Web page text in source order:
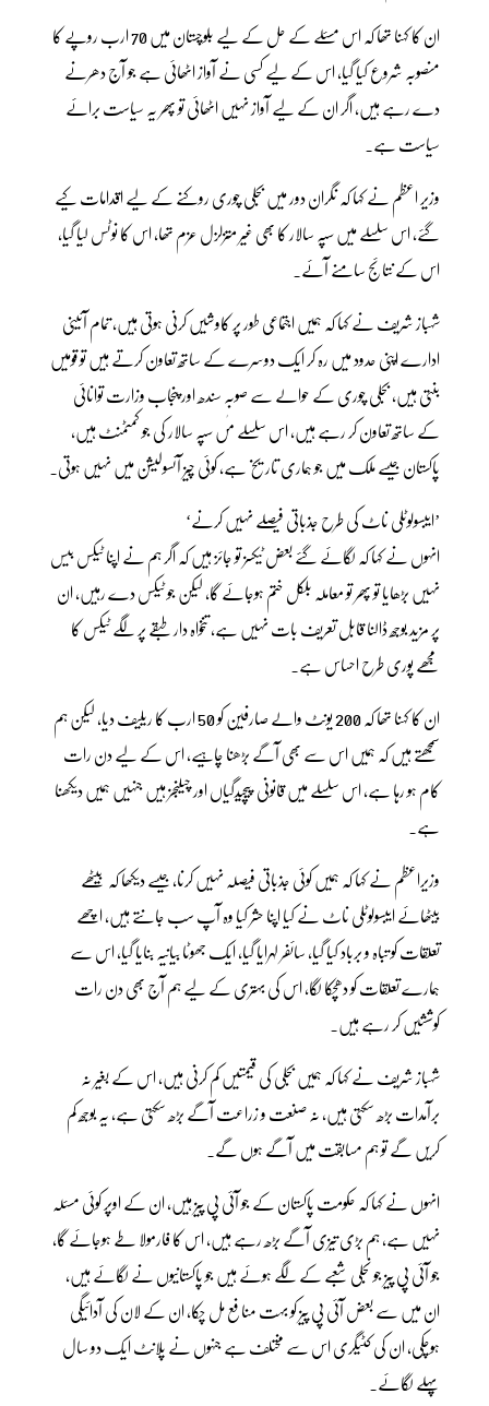
ان کا کہنا تھا کہ اس مسئلے کے حل کے لیے بلوچستان میں 70 ارب روپے کا
منصوبہ شروع کیا گیا، اس کے لیے کسی نے آواز اٹھائی ہے جو آج دھرنے
دے رہے ہیں، اگر ان کے لیے آواز نہیں اٹھائی تو پھر یہ سیاست برائے
سیاست ہے۔
وزیر اعظم نے کہا کہ نگران دور میں بجلی چوری روکنے کے لیے اقدامات کیے
گئے، اس سلسلے میں سپہ سالار کا بھی غیر متزلزل عزم تھا، اس کا نوٹس لیا گیا،
اس کے نتائج سامنے آئے۔
شہباز شریف نے کہا کہ ہمیں اجتماعی طور پر کاوشیں کرنی ہوتی ہیں، تمام آئینی
ادارے اپنی حدود میں رہ کر ایک دوسرے کے ساتھ تعاون کرتے ہیں تو قومیں
بنتی ہیں، بجلی چوری کے حوالے سے صوبہ سندھ اور پنجاب وزارت توانائی
کے ساتھ تعاون کر رہے ہیں، اس سلسلے مٰں سپہ سالار کی جو کمٹمنٹ ہیں،
پاکستان جیسے ملک میں جو ہماری تاریخ ہے، کوئی چیز آئسولیشن میں نہیں ہوتی۔
’ایبسولوٹلی ناٹ کی طرح جذباتی فیصلے نہیں کرنے‘
انہوں نے کہا کہ لگائے گئے بعض ٹیکسز تو جائز ہیں کہ اگر ہم نے اپنا ٹیکس بیس
نہیں بڑھایا تو پھر تو معاملہ بلکل ختم ہوجائے گا، لیکن جو ٹیکس دے رہیں، ان
پر مزید بوجھ ڈالنا قابل تعریف بات نہیں ہے، تنخواہ دار طبقے پر لگے ٹیکس کا
مجھے پوری طرح احساس ہے۔
ان کا کہنا تھا کہ 200 یونٹ والے صارفین کو 50 ارب کا ریلیف دیا، لیکن ہم
سمجھتے ہیں کہ ہمیں اس سے بھی آگے بڑھنا چاہیے، اس کے لیے دن رات
کام ہو رہا ہے، اس سلسلے میں قانونی پیچیدگیاں اور چیلنجز ہیں جنہیں ہمیں دیکھنا
ہے۔
وزیراعظم نے کہا کہ ہمیں کوئی جذباتی فیصلہ نہیں کرنا، جیسے دیکھا کہ بیٹھے
بیٹھائے ایبسولوٹلی ناٹ نے کیا اپنا حشر کیا وہ آپ سب جانتے ہیں، اچھے
تعلقات کو تباہ و برباد کیا گیا، سائفر لہرایا گیا، ایک جھوٹا بیانیہ بنایا گیا، اس سے
ہمارے تعلقات کو دھچکا لگا، اس کی بہتری کے لیے ہم آج بھی دن رات
کوششیں کر رہے ہیں۔
شہباز شریف نے کہا کہ ہمیں بجلی کی قیمتیں کم کرنی ہیں، اس کے بغیر نہ
برآمدات بڑھ سکتی ہیں، نہ صنعت و زراعت آگے بڑھ سکتی ہے، یہ بوجھ کم
کریں گے تو ہم مسابقت میں آگے ہوں گے۔
انہوں نے کہا کہ حکومت پاکستان کے جو آئی پی پیز ہیں، ان کے اوپر کوئی مسئلہ
نہیں ہے، ہم بڑی تیزی آگے بڑھ رہے ہیں، اس کا فارمولا طے ہوجائے گا،
جو آئی پی پیز جو نجلی شعبے کے لگے ہوئے ہیں جو پاکستانیوں نے لگائے ہیں،
ان میں سے بعض آئی پی پیز کو بہت منافع مل چکا، ان کے لان کی آدائیگی
ہوچکی، ان کی کٹیگری اس سے مختلف ہے جنہوں نے پلانٹ ایک دو سال
پہلے لگائے۔